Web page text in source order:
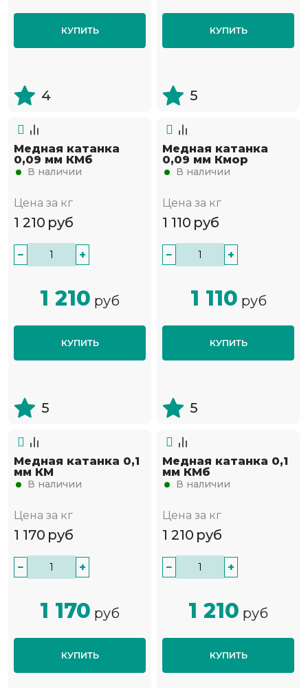
КУПИТЬ
4
КУПИТЬ
5
Медная катанка
0,09 мм КМб
В наличии
Цена за кг
1 210 руб
− +
1 210 руб
КУПИТЬ
5
Медная катанка
0,09 мм Кмор
В наличии
Цена за кг
1 110 руб
− +
1 110 руб
КУПИТЬ
5
Медная катанка 0,1
мм КМ
В наличии
Цена за кг
1 170 руб
− +
1 170 руб
КУПИТЬ
Медная катанка 0,1
мм КМб
В наличии
Цена за кг
1 210 руб
− +
1 210 руб
КУПИТЬ